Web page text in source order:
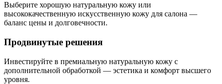
Выберите хорошую натуральную кожу или
высококачественную искусственную кожу для салона —
баланс цены и долговечности.
Продвинутые решения
Инвестируйте в премиальную натуральную кожу с
дополнительной обработкой — эстетика и комфорт высшего
уровня.